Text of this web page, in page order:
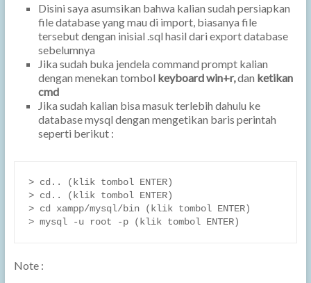
Disini saya asumsikan bahwa kalian sudah persiapkan
file database yang mau di import, biasanya file
tersebut dengan inisial .sql hasil dari export database
sebelumnya
Jika sudah buka jendela command prompt kalian
dengan menekan tombol keyboard win+r,dan ketikan
cmd
Jika sudah kalian bisa masuk terlebih dahulu ke
database mysql dengan mengetikan baris perintah
seperti berikut :
> cd.. (klik tombol ENTER)
> cd.. (klik tombol ENTER)
> cd xampp/mysql/bin (klik tombol ENTER)
Note :